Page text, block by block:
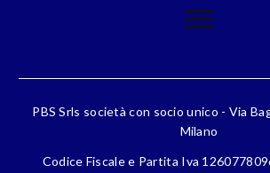
PBS Srls società con socio unico - Via
Milano
Codice Fiscale e Partita Iva